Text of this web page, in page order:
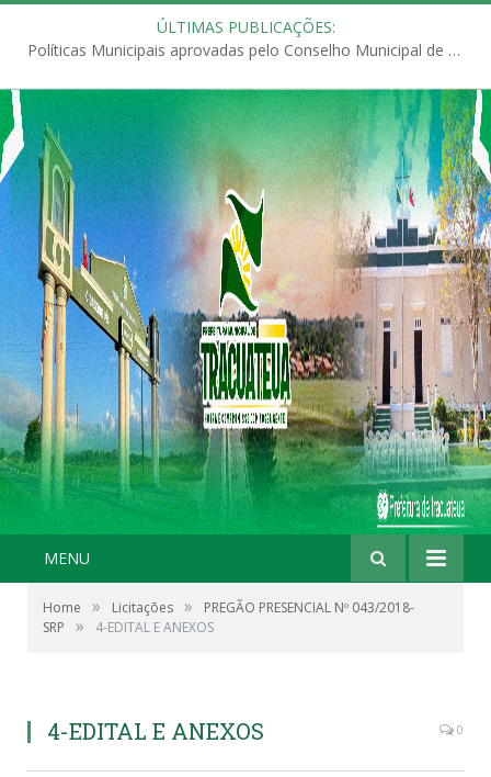
ÚLTIMAS PUBLICAÇÕES:
Políticas Municipais aprovadas pelo Conselho Municipal de Educação (CME)
MENU
Home » Licitações »
PREGÃO PRESENCIAL Nº 043/2018-
SRP
» 4-EDITAL E ANEXOS
4-EDITAL E ANEXOS 0